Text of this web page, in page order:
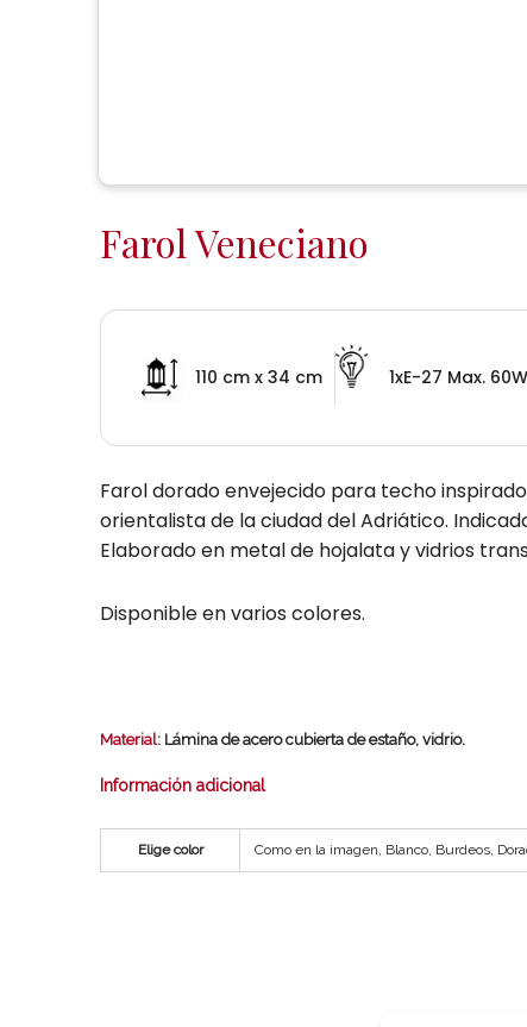
Farol Veneciano
110 cm x 34 cm 1xE-27 Max.
Farol dorado envejecido para techo
orientalista de la ciudad del Adriático.
Elaborado en metal de hojalata y vidrios
Disponible en varios colores.
Material: Lámina de acero cubierta de estaño, vidrio.
Información adicional
Elige color Como en la imagen, Blanco, Burdeos,